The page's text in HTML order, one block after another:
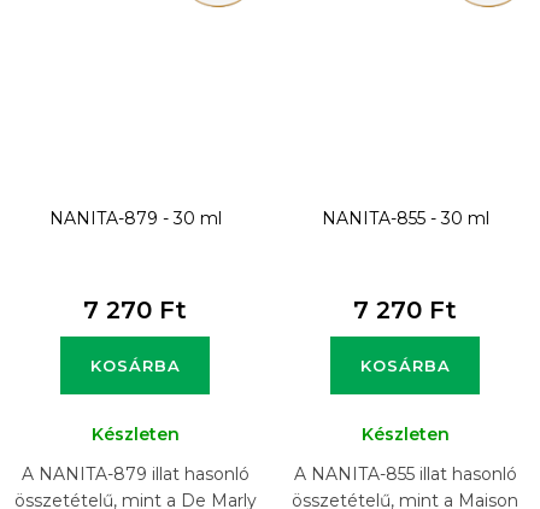
NANITA-879 - 30 ml
7 270 Ft
KOSÁRBA
Készleten
A NANITA-879 illat hasonló
összetételű, mint a De Marly
NANITA-855 - 30 ml
7 270 Ft
KOSÁRBA
Készleten
A NANITA-855 illat hasonló
összetételű, mint a Maison